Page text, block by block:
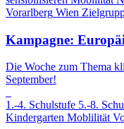
Vorarlberg Wien
Kampagne:
Die Woche zum Thema
September!
1.-4. Schulstufe 5.-8.
Kindergarten Moblilität